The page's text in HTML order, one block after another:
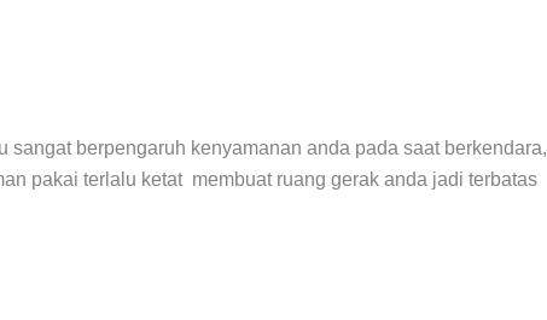
sangat berpengaruh kenyamanan anda pada saat berkendara,
pakai terlalu ketat membuat ruang gerak anda jadi terbatas